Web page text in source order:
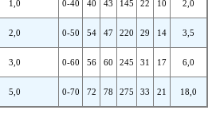
1,0 0-40 40 43 145 22 10 2,0
2,0 0-50 54 47 220 29 14 3,5
3,0 0-60 56 60 245 31 17 6,0
5,0 0-70 72 78 275 33 21 18,0